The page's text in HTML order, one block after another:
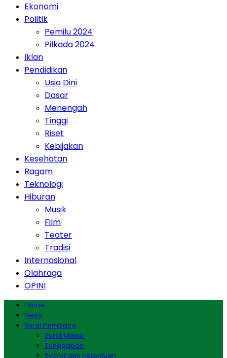
Ekonomi
Politik
Pemilu 2024
Pilkada 2024
Iklan
Pendidikan
Usia Dini
Dasar
Menengah
Tinggi
Riset
Kebijakan
Kesehatan
Ragam
Teknologi
Hiburan
Musik
Film
Teater
Tradisi
Internasional
Olahraga
OPINI
Home
News
Surat Pembaca
Surat Masuk
Tanggapan
Syarat dan Ketentuan